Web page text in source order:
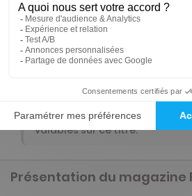
6€80 Tarif Kiosque :
Prix par n°
Tarif France métropolitaine
ℹ️Note :les codes
valables sur ce titre.
Présentation du magazine